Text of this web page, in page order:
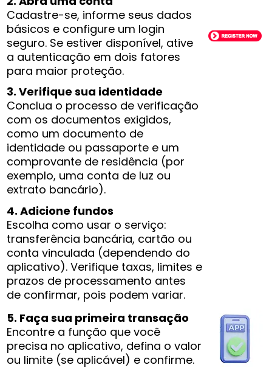
Cadastre-se, informe seus dados
básicos e configure um login
seguro. Se estiver disponível, ative
a autenticação em dois fatores
para maior proteção.
3. Verifique sua identidade
Conclua o processo de verificação
com os documentos exigidos,
como um documento de
identidade ou passaporte e um
comprovante de residência (por
exemplo, uma conta de luz ou
extrato bancário).
4. Adicione fundos
Escolha como usar o serviço:
transferência bancária, cartão ou
conta vinculada (dependendo do
aplicativo). Verifique taxas, limites e
prazos de processamento antes
de confirmar, pois podem variar.
5. Faça sua primeira transação
Encontre a função que você
precisa no aplicativo, defina o valor
ou limite (se aplicável) e confirme.